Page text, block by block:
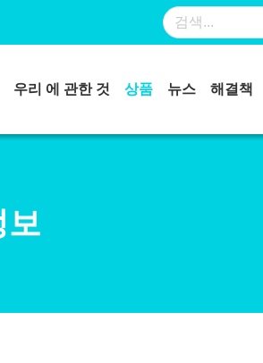
우리 에 관한 것 상품 뉴스 해결책
보